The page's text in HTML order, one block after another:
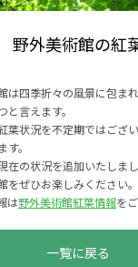
外美術館の紅
は四季折々の風景に包ま
言えます。
葉状況を不定期ではござ
。
在の状況を追加いたしまし
ぜひお楽しみください。
は野外美術館紅葉情報を
一覧に戻る